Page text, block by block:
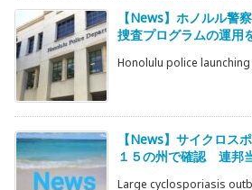
【News】ホノルル
捜査プログラムの運用
Honolulu police
【News】サイクロ
１５の州で確認 連邦
Large cyclosporiasis